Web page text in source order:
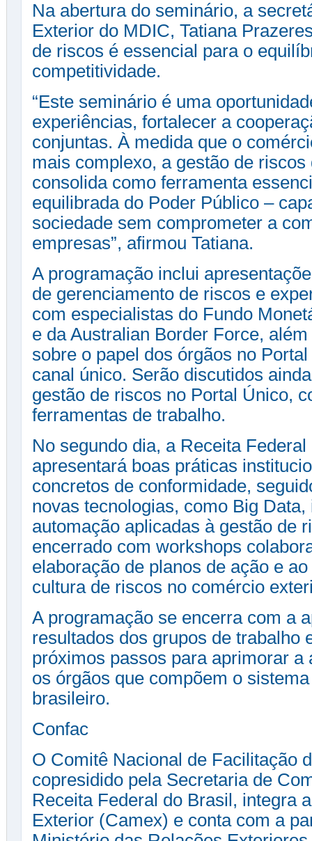
Na abertura do seminário, a
Exterior do MDIC, Tatiana
de riscos é essencial para o
competitividade.
“Este seminário é uma
experiências, fortalecer a
conjuntas. À medida que o
mais complexo, a gestão de
consolida como ferramenta
equilibrada do Poder Público –
sociedade sem comprometer a
empresas”, afirmou Tatiana.
A programação inclui
de gerenciamento de riscos e
com especialistas do Fundo
e da Australian Border Force,
sobre o papel dos órgãos no
canal único. Serão discutidos
gestão de riscos no Portal Único,
ferramentas de trabalho.
No segundo dia, a Receita
apresentará boas práticas
concretos de conformidade,
novas tecnologias, como Big
automação aplicadas à gestão de
encerrado com workshops
elaboração de planos de ação e
cultura de riscos no comércio
A programação se encerra com a
resultados dos grupos de trabalho
próximos passos para aprimorar a
os órgãos que compõem o
brasileiro.
Confac
O Comitê Nacional de Facilitação
copresidido pela Secretaria de
Receita Federal do Brasil, integra
Exterior (Camex) e conta com a